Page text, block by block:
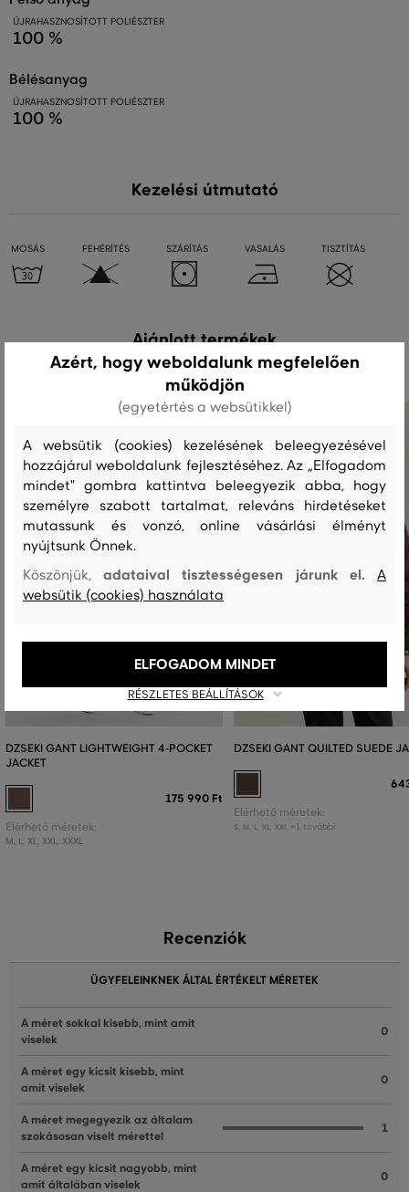
ÚJRAHASZNOSÍTOTT POLIÉSZTER
100 %
bélésanyag
ÚJRAHASZNOSÍTOTT POLIÉSZTER
100 %
Kezelési útmutató
MOSÁS FEHÉRÍTÉS SZÁRÍTÁS VASALÁS TISZTÍTÁS
Ajánlott termékek
DZSEKI GANT LIGHTWEIGHT 4-POCKET
JACKET
175 990 Ft
Elérhető méretek:
M, L, XL, XXL, XXXL
DZSEKI GANT QUILTED SUEDE
Elérhető méretek:
S M L XL XXL +1 további
Recenziók
ÜGYFELEINKNEK ÁLTAL ÉRTÉKELT MÉRETEK
A méret sokkal kisebb, mint amit
viselek
0
A méret egy kicsit kisebb, mint
amit viselek
0
A méret megegyezik az általam
szokásosan viselt mérettel
1
A méret egy kicsit nagyobb, mint
amit általában viselek
0
Azért, hogy weboldalunk megfelelően
működjön
(egyetértés a websütikkel)
A websütik (cookies) kezelésének beleegyezésével
hozzájárul weboldalunk fejlesztéséhez. Az „Elfogadom
mindet" gombra kattintva beleegyezik abba, hogy
személyre szabott tartalmat, releváns hirdetéseket
mutassunk és vonzó, online vásárlási élményt
nyújtsunk Önnek.
Köszönjük,adataival tisztességesen járunk el.A
websütik (cookies) használata
RÉSZLETES BEÁLLÍTÁSOK
ELFOGADOM MINDET